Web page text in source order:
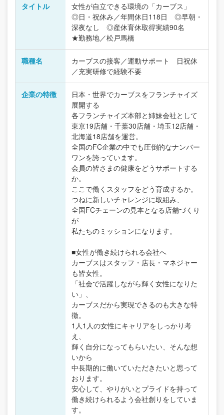
タイトル
女性が自立できる環境の「カーブス」
◎日・祝休み／年間休日118日 ◎早朝・
深夜なし ◎産休育休取得実績90名
★勤務地／松戸馬橋
職種名
カーブスの接客／運動サポート 日祝休
／充実研修で経験不要
企業の特徴
日本・世界でカーブスをフランチャイズ
展開する
各フランチャイズ本部と姉妹会社として
東京19店舗・千葉30店舗・埼玉12店舗・
北海道18店舗を運営。
全国のFC企業の中でも圧倒的なナンバー
ワンを誇っています。
会員の皆さまの健康をどうサポートする
か。
ここで働くスタッフをどう育成するか。
つねに新しいチャレンジに取組み、
全国FCチェーンの見本となる店舗づくり
が
私たちのミッションになります。
■女性が働き続けられる会社へ
カーブスはスタッフ・店長・マネジャー
も皆女性。
「社会で活躍しながら輝く女性になりた
い」、
カーブスだから実現できるのも大きな特
徴。
1人1人の女性にキャリアをしっかり考
え、
輝く自分になってもらいたい、そんな想
いから
中長期的に働いていただきたいと思って
おります。
安心して、やりがいとプライドを持って
働き続けられるよう会社創りをしていま
す。